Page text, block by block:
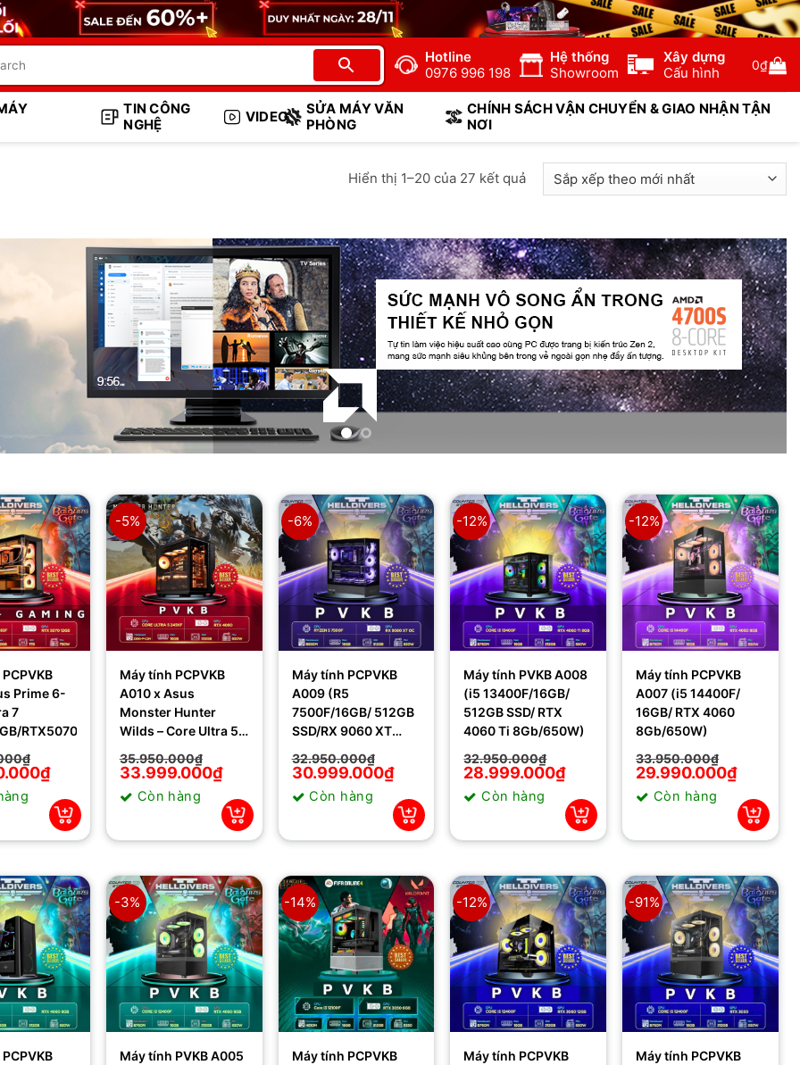
Hotline
0976 996 198
Hệ thống
Showroom
Xây dựng
Cấu hình
0₫
TIN CÔNG
NGHỆ
VIDEO
SỬA MÁY VĂN
PHÒNG
CHÍNH SÁCH VẬN CHUYỂN & GIAO NHẬN TẬN
NƠI
Hiển thị 1–20 của 27 kết quả
Prime 6-
7
RTX5070
₫
₫
-5%
Máy tính PCPVKB
A010 x Asus
Monster Hunter
Wilds – Core Ultra 5
245KF/16GB/RTX
4060
35.950.000₫
Giá
gốc
là:
33.999.000₫
Giá
hiện
tại Còn hàng
-6%
Máy tính PCPVKB
A009 (R5
7500F/16GB/ 512GB
SSD/RX 9060 XT
16G/650W)
32.950.000₫
Giá
gốc
là:
30.999.000₫
Giá
hiện
tại Còn hàng
-12%
Máy tính PVKB A008
(i5 13400F/16GB/
512GB SSD/ RTX
4060 Ti 8Gb/650W)
32.950.000₫
Giá
gốc
là:
28.999.000₫
Giá
hiện
tại Còn hàng
-12%
Máy tính PCPVKB
A007 (i5 14400F/
16GB/ RTX 4060
8Gb/650W)
33.950.000₫
Giá
gốc
là:
29.990.000₫
Giá
hiện
tại Còn hàng
-3%
Máy tính PVKB A005
-14%
Máy tính PCPVKB
-12%
Máy tính PCPVKB
-91%
Máy tính PCPVKB